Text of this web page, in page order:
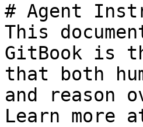
# Agent
This
GitBook is
that both
and reason
Learn more